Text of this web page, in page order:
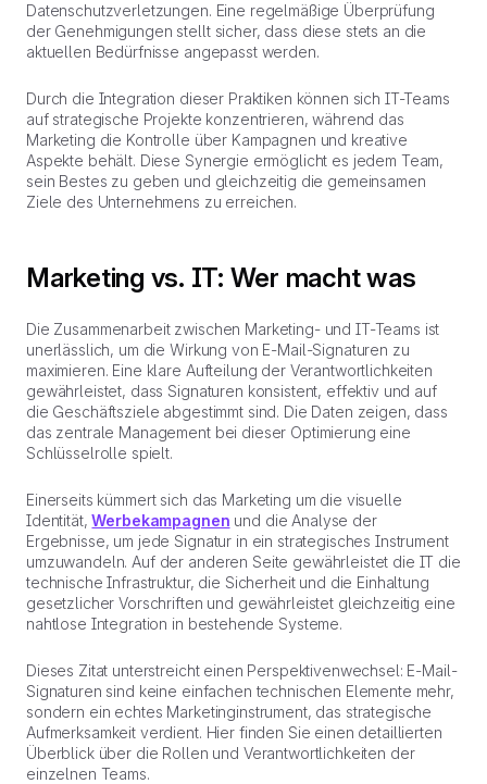
Datenschutzverletzungen. Eine regelmäßige Überprüfung
der Genehmigungen stellt sicher, dass diese stets an die
aktuellen Bedürfnisse angepasst werden.
Durch die Integration dieser Praktiken können sich IT-Teams
auf strategische Projekte konzentrieren, während das
Marketing die Kontrolle über Kampagnen und kreative
Aspekte behält. Diese Synergie ermöglicht es jedem Team,
sein Bestes zu geben und gleichzeitig die gemeinsamen
Ziele des Unternehmens zu erreichen.
Marketing vs. IT: Wer macht was
Die Zusammenarbeit zwischen Marketing- und IT-Teams ist
unerlässlich, um die Wirkung von E-Mail-Signaturen zu
maximieren. Eine klare Aufteilung der Verantwortlichkeiten
gewährleistet, dass Signaturen konsistent, effektiv und auf
die Geschäftsziele abgestimmt sind. Die Daten zeigen, dass
das zentrale Management bei dieser Optimierung eine
Schlüsselrolle spielt.
Einerseits kümmert sich das Marketing um die visuelle
Identität,Werbekampagnen und die Analyse der
Ergebnisse, um jede Signatur in ein strategisches Instrument
umzuwandeln. Auf der anderen Seite gewährleistet die IT die
technische Infrastruktur, die Sicherheit und die Einhaltung
gesetzlicher Vorschriften und gewährleistet gleichzeitig eine
nahtlose Integration in bestehende Systeme.
Dieses Zitat unterstreicht einen Perspektivenwechsel: E-Mail-
Signaturen sind keine einfachen technischen Elemente mehr,
sondern ein echtes Marketinginstrument, das strategische
Aufmerksamkeit verdient. Hier finden Sie einen detaillierten
Überblick über die Rollen und Verantwortlichkeiten der
einzelnen Teams.